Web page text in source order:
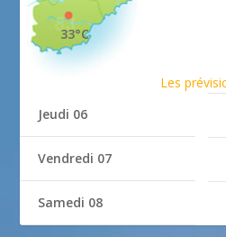
33°C
Les
Jeudi 06
Vendredi 07
Samedi 08